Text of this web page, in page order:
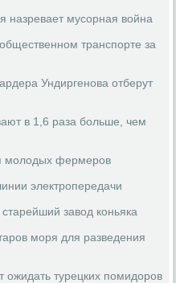
назревает мусорная война
транспорте за
Ундиргенова отберут
в 1,6 раза больше, чем
молодых фермеров
электропередачи
завод коньяка
моря для разведения
ожидать турецких помидоров